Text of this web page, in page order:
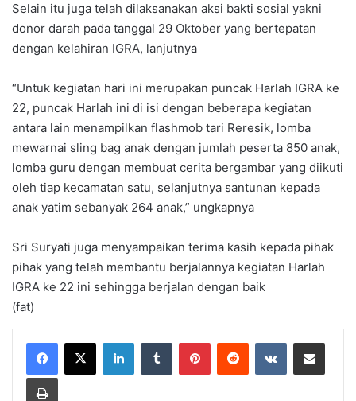
Selain itu juga telah dilaksanakan aksi bakti sosial yakni
donor darah pada tanggal 29 Oktober yang bertepatan
dengan kelahiran IGRA, lanjutnya
“Untuk kegiatan hari ini merupakan puncak Harlah IGRA ke
22, puncak Harlah ini di isi dengan beberapa kegiatan
antara lain menampilkan flashmob tari Reresik, lomba
mewarnai sling bag anak dengan jumlah peserta 850 anak,
lomba guru dengan membuat cerita bergambar yang diikuti
oleh tiap kecamatan satu, selanjutnya santunan kepada
anak yatim sebanyak 264 anak,” ungkapnya
Sri Suryati juga menyampaikan terima kasih kepada pihak
pihak yang telah membantu berjalannya kegiatan Harlah
IGRA ke 22 ini sehingga berjalan dengan baik
(fat)